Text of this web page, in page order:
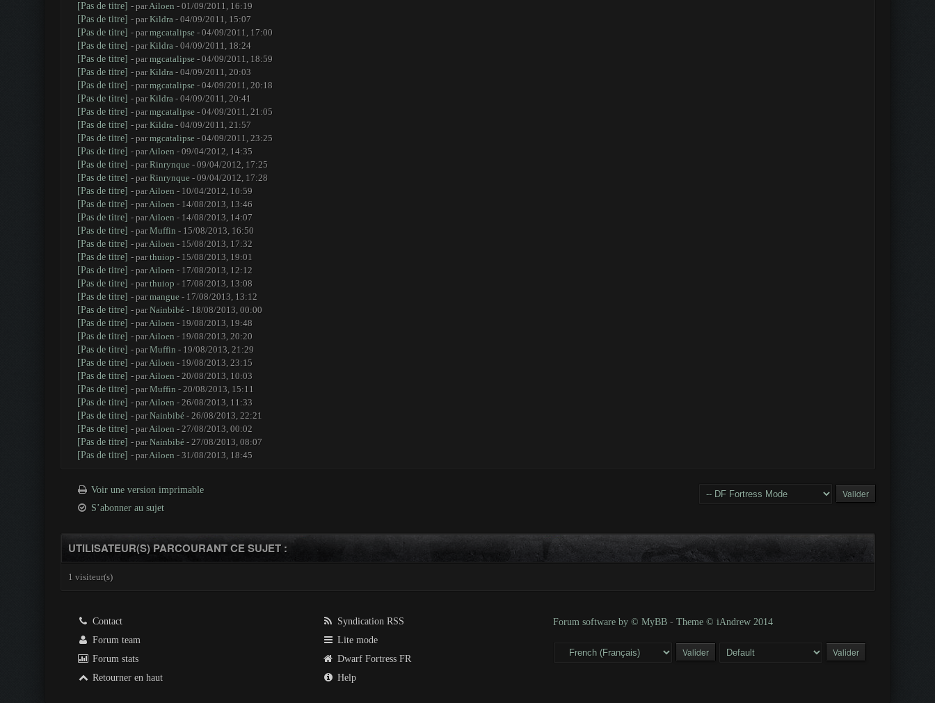
[Pas de titre] - parAiloen - 01/09/2011, 16:19
[Pas de titre] - parKildra- 04/09/2011, 15:07
[Pas de titre] - parmgcatalipse- 04/09/2011, 17:00
[Pas de titre] - parKildra- 04/09/2011, 18:24
[Pas de titre] - parmgcatalipse- 04/09/2011, 18:59
[Pas de titre] - parKildra- 04/09/2011, 20:03
[Pas de titre] - parmgcatalipse- 04/09/2011, 20:18
[Pas de titre] - parKildra- 04/09/2011, 20:41
[Pas de titre] - parmgcatalipse- 04/09/2011, 21:05
[Pas de titre] - parKildra- 04/09/2011, 21:57
[Pas de titre] - parmgcatalipse- 04/09/2011, 23:25
[Pas de titre] - parAiloen - 09/04/2012, 14:35
[Pas de titre] - parRinrynque- 09/04/2012, 17:25
[Pas de titre] - parRinrynque- 09/04/2012, 17:28
[Pas de titre] - parAiloen - 10/04/2012, 10:59
[Pas de titre] - parAiloen - 14/08/2013, 13:46
[Pas de titre] - parAiloen - 14/08/2013, 14:07
[Pas de titre] - parMuffin - 15/08/2013, 16:50
[Pas de titre] - parAiloen - 15/08/2013, 17:32
[Pas de titre] - parthuiop - 15/08/2013, 19:01
[Pas de titre] - parAiloen - 17/08/2013, 12:12
[Pas de titre] - parthuiop - 17/08/2013, 13:08
[Pas de titre] - parmangue- 17/08/2013, 13:12
[Pas de titre] - parNainbibé- 18/08/2013, 00:00
[Pas de titre] - parAiloen - 19/08/2013, 19:48
[Pas de titre] - parAiloen - 19/08/2013, 20:20
[Pas de titre] - parMuffin - 19/08/2013, 21:29
[Pas de titre] - parAiloen - 19/08/2013, 23:15
[Pas de titre] - parAiloen - 20/08/2013, 10:03
[Pas de titre] - parMuffin - 20/08/2013, 15:11
[Pas de titre] - parAiloen - 26/08/2013, 11:33
[Pas de titre] - parNainbibé- 26/08/2013, 22:21
[Pas de titre] - parAiloen - 27/08/2013, 00:02
[Pas de titre] - parNainbibé- 27/08/2013, 08:07
[Pas de titre] - parAiloen - 31/08/2013, 18:45
Voir une version imprimable
S’abonner au sujet
UTILISATEUR(S) PARCOURANT CE SUJET :
1 visiteur(s)
Contact
Forum team
Forum stats
Retourner en haut
Syndication RSS
Lite mode
Dwarf Fortress FR
Help
Forum software by © MyBB - Theme © iAndrew 2014